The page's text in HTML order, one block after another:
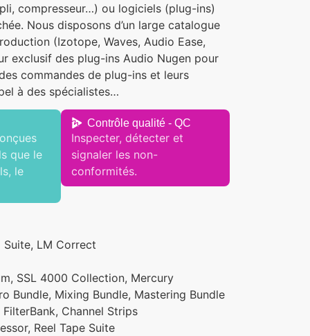
compresseur…) ou logiciels (plug-ins)
Nous disposons d’un large catalogue
(Izotope, Waves, Audio Ease,
exclusif des plug-ins Audio Nugen pour
commandes de plug-ins et leurs
à des spécialistes…
que le
le
Contrôle qualité - QC
Inspecter, détecter et
signaler les non-
conformités.
Suite, LM Correct
SSL 4000 Collection, Mercury
Bundle, Mixing Bundle, Mastering Bundle
Channel Strips
Reel Tape Suite